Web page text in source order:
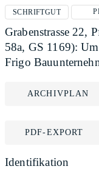
SCHRIFTGUT
Grabenstrasse 22,
58a, GS 1169):
Frigo
ARCHIVPLAN
PDF-EXPORT
Identifikation